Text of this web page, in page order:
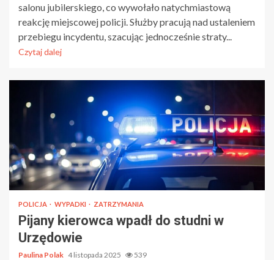
salonu jubilerskiego, co wywołało natychmiastową
reakcję miejscowej policji. Służby pracują nad ustaleniem
przebiegu incydentu, szacując jednocześnie straty...
Czytaj dalej
POLICJA WYPADKI ZATRZYMANIA
Pijany kierowca wpadł do studni w
Urzędowie
Paulina Polak 4 listopada 2025 539